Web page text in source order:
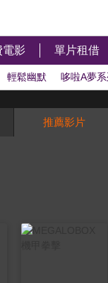
電影 單片租借
輕鬆幽默 哆啦A夢系
推薦影片